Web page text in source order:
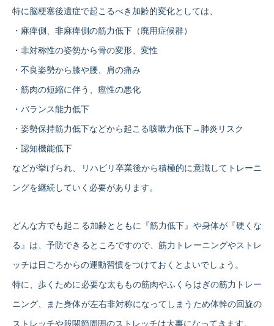
特に脳梗塞後遺症で起こるべき加齢的変化としては、
・麻痺側、非麻痺側の筋力低下（廃用症候群）
・非対称性の姿勢から骨の変形、変性
・不良姿勢から膝や腰、肩の痛み
・筋肉の短縮に伴う、痙性の悪化
・バランス能力低下
・姿勢保持筋力低下などから起こる咳嗽力低下→肺炎リスク
・認知機能低下
などが挙げられ、リハビリ卒業後から積極的に意識してトレーニ
ングを継続していく必要があります。
どんな方でも起こる加齢とともに『筋力低下』や身体が『硬くな
る』は、予防できるところですので、筋力トレーニングやストレ
ッチは日ごろからの運動習慣をつけておくとよいでしょう。
特に、歩くために必要な太ももの筋肉やふくらはぎの筋力トレー
ニング、また身体が左右非対称になってしまうため体幹の回旋の
ストレッチや股関節周囲のストレッチは大事になってきます。